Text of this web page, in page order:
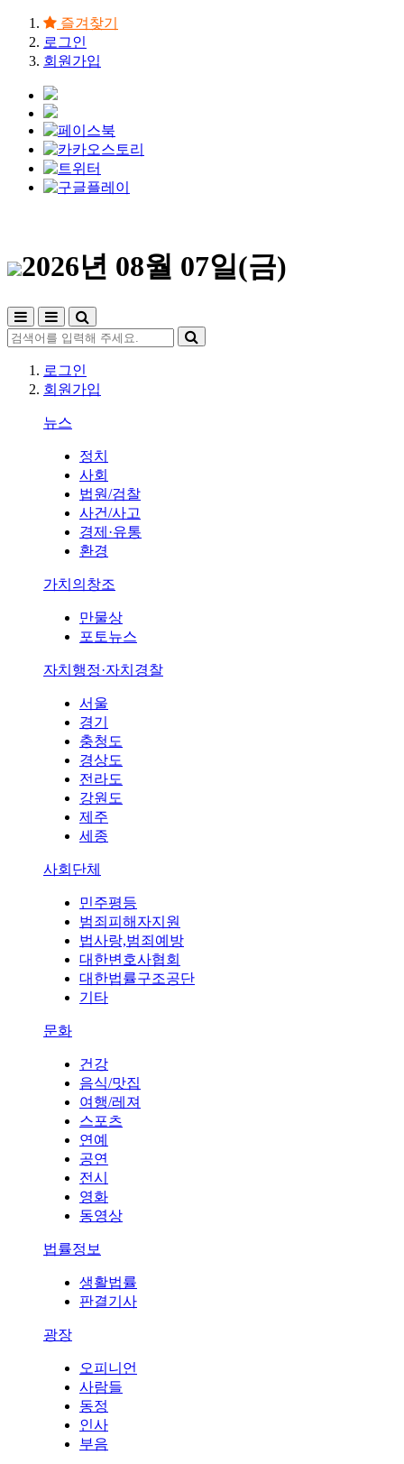
즐겨찾기
로그인
회원가입
2026년 08월 07일(금)
로그인
회원가입
뉴스
정치
사회
법원/검찰
사건/사고
경제·유통
환경
가치의창조
만물상
포토뉴스
자치행정·자치경찰
서울
경기
충청도
경상도
전라도
강원도
제주
세종
사회단체
민주평등
범죄피해자지원
법사랑,범죄예방
대한변호사협회
대한법률구조공단
기타
문화
건강
음식/맛집
여행/레져
스포츠
연예
공연
전시
영화
동영상
법률정보
생활법률
판결기사
광장
오피니언
사람들
동정
인사
부음